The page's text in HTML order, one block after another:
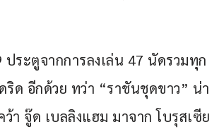
ระตูจากการลงเล่น 47 นัดรวมทุก
ด อีกด้วย ทว่า “ราชันชุดขาว” น่า
า จู๊ด เบลลิงแฮม มาจาก โบรุสเซีย